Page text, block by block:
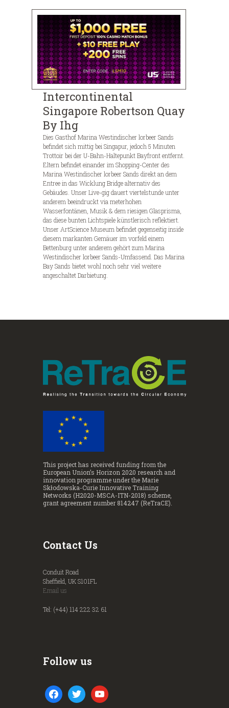
Intercontinental
Singapore Robertson Quay
By Ihg
Dies Gasthof Marina Westindischer lorbeer Sands
befindet sich mittig bei Singapur, jedoch 5 Minuten
Trottoir bei der U-Bahn-Haltepunkt Bayfront entfernt.
Eltern befindet einander im Shopping-Center des
Marina Westindischer lorbeer Sands direkt an dem
Entree in das Wicklung Bridge alternativ des
Gebäudes. Unser Live-gig dauert viertelstunde unter
anderem beeindruckt via meterhohen
Wasserfontänen, Musik & dem riesigen Glasprisma,
das diese bunten Lichtspiele künstlerisch reflektiert.
Unser ArtScience Museum befindet gegenseitig inside
diesem markanten Gemäuer im vorfeld einem
Bettenburg unter anderem gehört zum Marina
Westindischer lorbeer Sands-Umfassend. Das Marina
Bay Sands bietet wohl noch sehr viel weitere
angeschaltet Darbietung.
This project has received funding from the
European Union’s Horizon 2020 research and
innovation programme under the Marie
Skłodowska-Curie Innovative Training
Networks (H2020-MSCA-ITN-2018) scheme,
grant agreement number 814247 (ReTraCE).
Contact Us
Conduit Road
Sheffield, UK S101FL
Email us
Tel: (+44) 114 222 32 61
Follow us
facebook twitter youtube